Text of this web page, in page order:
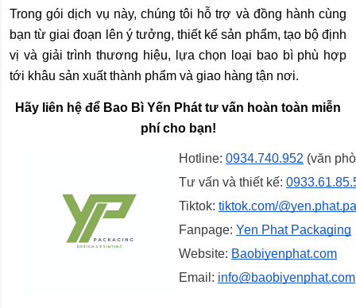
Trong gói dịch vụ này, chúng tôi hỗ trợ và đồng hành cùng
bạn từ giai đoạn lên ý tưởng, thiết kế sản phẩm, tạo bộ định
vị và giải trình thương hiệu, lựa chọn loại bao bì phù hợp
tới khâu sản xuất thành phẩm và giao hàng tận nơi.
Hãy liên hệ để Bao Bì Yến Phát tư vấn hoàn toàn miễn
phí cho bạn!
Hotline: 0934.740.952 (văn
Tư vấn và thiết kế:
Tiktok: tiktok.com/
Fanpage: Yen Phat Packaging
Website: Baobiyenphat.com
Email: info@baobiyenphat.com